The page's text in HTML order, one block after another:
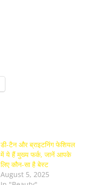
डी-टैन और ब्राइटनिंग फेशियल
में ये हैं मुख्य फर्क, जानें आपके
लिए कौन-सा है बेस्ट
August 5, 2025